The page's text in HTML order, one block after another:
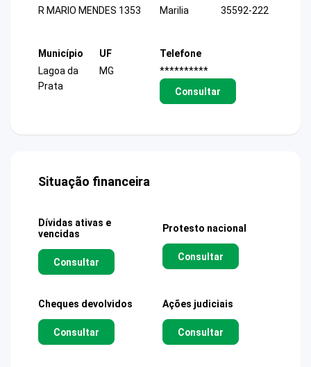
R MARIO MENDES 1353
Marilia
35592-222
Município
Lagoa da
Prata
UF
MG
Telefone
**********
Consultar
Situação financeira
Dívidas ativas e
vencidas
Consultar
Protesto nacional
Consultar
Cheques devolvidos
Consultar
Ações judiciais
Consultar